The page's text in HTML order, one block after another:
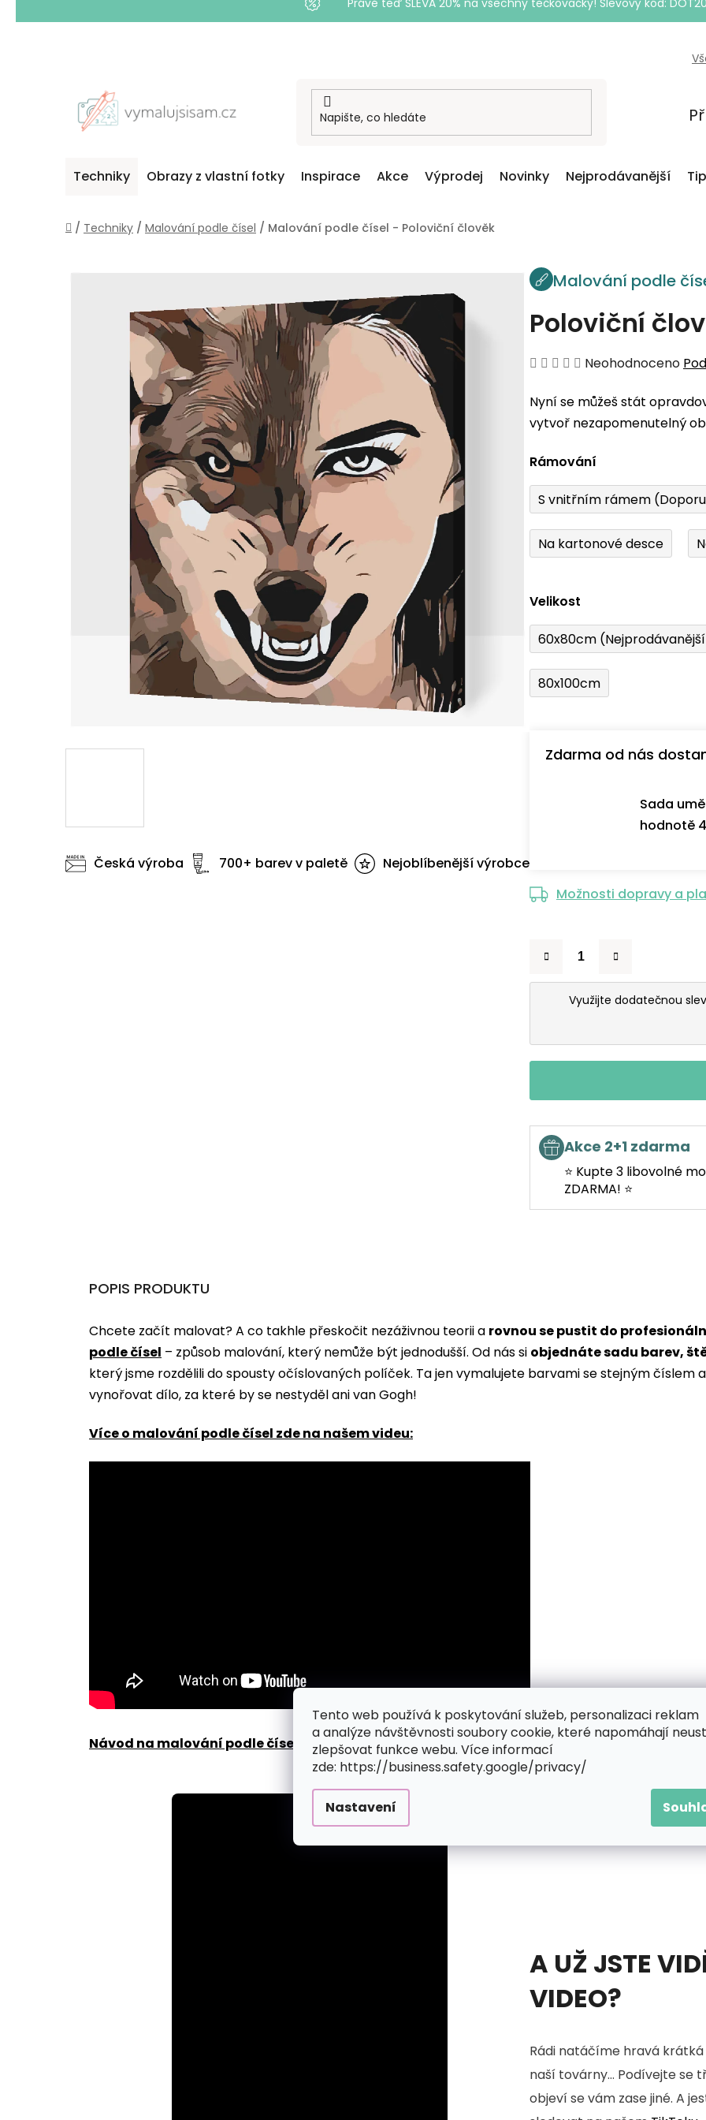
Tento web používá k poskytování služeb, personalizaci reklam
a analýze návštěvnosti soubory cookie, které napomáhají
zlepšovat funkce webu. Více informací
zde: https://business.safety.google/privacy/
Nastavení
Právě teď SLEVA 20% na všechny tečkovačky! Slevový kód:
Techniky Obrazy z vlastní fotky Inspirace Akce Výprodej Novinky Nejprodávanější
Domů
/ Techniky / Malování podle čísel / Malování podle čísel - Poloviční člověk
Malování podle
Poloviční
Průměrné
produktu
je
z
5
hvězdiček.
Neohodnoceno
Nyní se můžeš stát
vytvoř nezapomenutelný
Rámování
S vnitřním rámem
Na kartonové desce
Velikost
60x80cm
80x100cm
Zdarma od nás
Sada
hodnotě
Možnosti dopravy a
Využijte dodatečnou
Akce 2+1 zdarma
⭐ Kupte 3 libovolné
ZDARMA! ⭐
Česká výroba 700+ barev v paletě Nejoblíbenější výrobce
POPIS PRODUKTU
Chcete začít malovat? A co takhle přeskočit nezáživnou teorii a rovnou se pustit do
podle čísel ­­– způsob malování, který nemůže být jednodušší. Od nás si objednáte sadu barev,
který jsme rozdělili do spousty očíslovaných políček. Ta jen vymalujete barvami se stejným číslem
vynořovat dílo, za které by se nestyděl ani van Gogh!
Více o malování podle čísel zde na našem videu:
Návod na malování podle čísel zde.
A UŽ JSTE
VIDEO?
Rádi natáčíme hravá krátká
naší továrny... Podívejte se
objeví se vám zase jiné. A